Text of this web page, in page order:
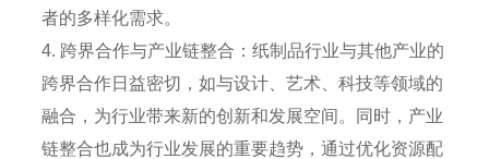
者的多样化需求。
4. 跨界合作与产业链整合：纸制品行业与其他产业的
跨界合作日益密切，如与设计、艺术、科技等领域的
融合，为行业带来新的创新和发展空间。同时，产业
链整合也成为行业发展的重要趋势，通过优化资源配